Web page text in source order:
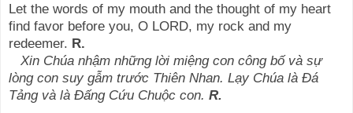
Let the words of my mouth and the thought of my heart
find favor before you, O LORD, my rock and my
redeemer. R.
Xin Chúa nhậm những lời miệng con công bố và sự
lòng con suy gẫm trước Thiên Nhan. Lạy Chúa là Đá
Tảng và là Đấng Cứu Chuộc con. R.